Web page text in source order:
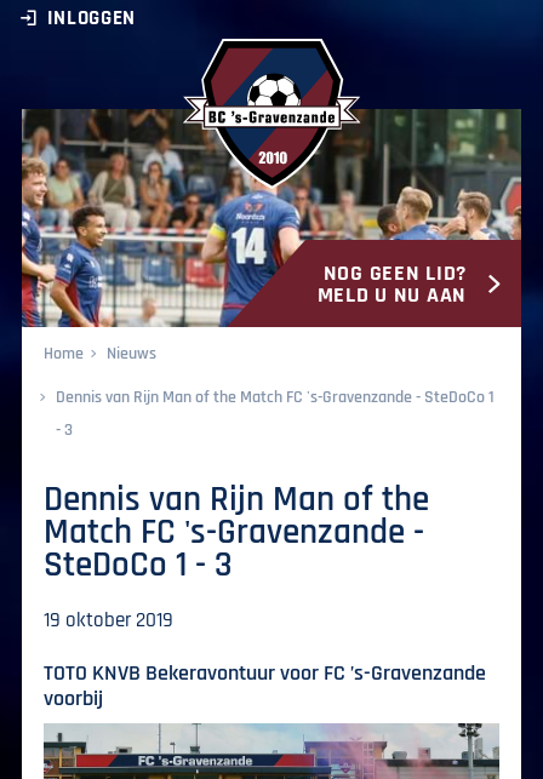
BC ‘s-Gravenzande
INLOGGEN
NOG GEEN LID?
MELD U NU AAN
Home
Nieuws
Dennis van Rijn Man of the Match FC 's-Gravenzande - SteDoCo 1
- 3
Dennis van Rijn Man of the
Match FC 's-Gravenzande -
SteDoCo 1 - 3
19 oktober 2019
TOTO KNVB Bekeravontuur voor FC ’s-Gravenzande
voorbij